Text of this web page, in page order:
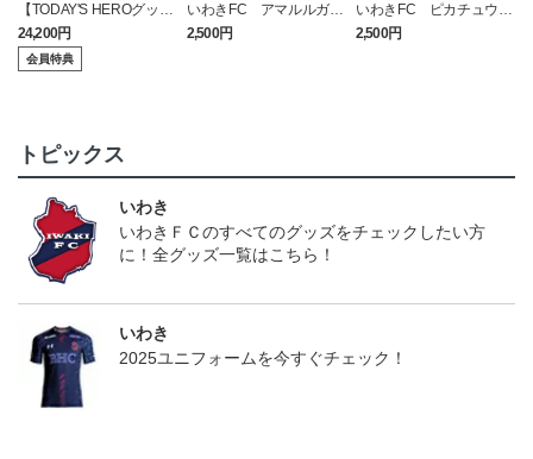
【TODAY'S HEROグッ
ズ】数量限定！2026 1st
レプリカユニフォーム
（今治戦）
24,200円
会員特典
いわきFC アマルルガ
タオルマフラー
2,500円
いわきFC ピカチュウ
タオルマフラー
2,500円
トピックス
いわき
いわきＦＣのすべてのグッズをチェックしたい方
に！全グッズ一覧はこちら！
いわき
2025ユニフォームを今すぐチェック！